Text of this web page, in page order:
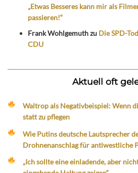
„Etwas Besseres kann mir als
passieren!“
Frank Wohlgemuthzu Die SPD-
CDU
Aktuell oft
Waltrop als Negativbeispiel: Wenn
statt zu pflegen
Wie Putins deutsche Lautsprecher
Drohnenanschlag für antiwestliche
„Ich sollte eine einladende, aber